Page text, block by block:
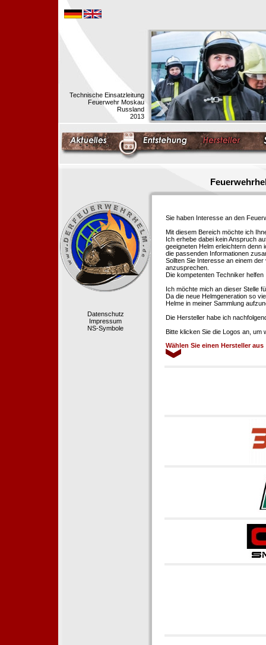
Technische Einsatzleitung
Feuerwehr Moskau
Russland
2013
Datenschutz
Impressum
NS-Symbole
Sie haben Interesse an den
Mit diesem Bereich möchte ich
Ich erhebe dabei kein Anspruch
geeigneten Helm erleichtern
die passenden Informationen
Sollten Sie Interesse an einem
anzusprechen.
Die kompetenten Techniker
Ich möchte mich an dieser Stelle
Da die neue Helmgeneration so
Helme in meiner Sammlung
Die Hersteller habe ich
Bitte klicken Sie die Logos an, um
Wählen Sie einen Hersteller aus